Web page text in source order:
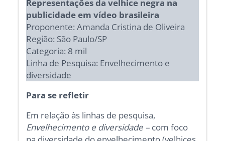
Representações da velhice negra na
publicidade em vídeo brasileira
Proponente: Amanda Cristina de Oliveira
Região: São Paulo/SP
Categoria: 8 mil
Linha de Pesquisa: Envelhecimento e
diversidade
Para se refletir
Em relação às linhas de pesquisa,
Envelhecimento e diversidade – com foco